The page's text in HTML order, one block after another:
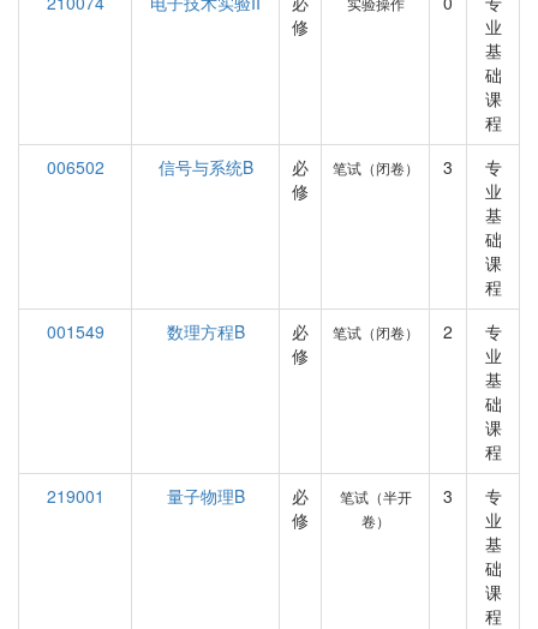
修
业
基
础
课
程
006502
信号与系统B
必
修
笔试（闭卷） 3
专
业
基
础
课
程
001549
数理方程B
必
修
笔试（闭卷） 2
专
业
基
础
课
程
219001
量子物理B
必
修
笔试（半开
卷）
3
专
业
基
础
课
程